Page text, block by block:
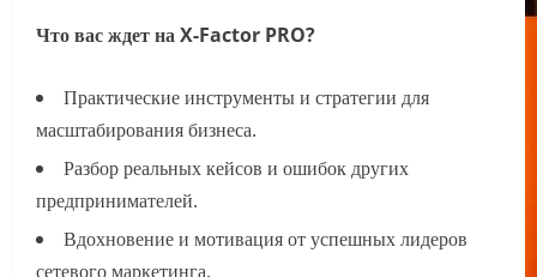
Что вас ждет на X-Factor PRO?
Практические инструменты и стратегии для
масштабирования бизнеса.
Разбор реальных кейсов и ошибок других
предпринимателей.
Вдохновение и мотивация от успешных лидеров
сетевого маркетинга.